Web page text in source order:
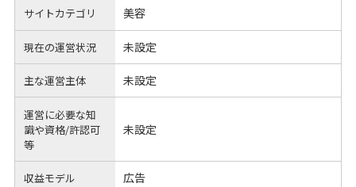
サイトカテゴリ 美容
現在の運営状況 未設定
主な運営主体 未設定
運営に必要な知
識や資格/許認可
等
未設定
収益モデル 広告